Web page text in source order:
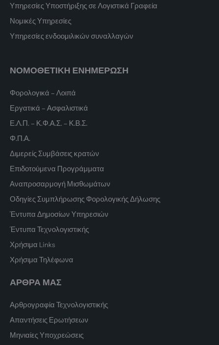
Υπηρεσίες Υποστήριξης σε Λογιστικά Γραφεία
Νομικές Υπηρεσίες
Υπηρεσίες ενδοομιλικών συναλλαγών
ΝΟΜΟΘΕΤΙΚΗ ΕΝΗΜΕΡΩΣΗ
Φορολογικά – Λοιπά
Εργατικά – Ασφαλιστικά
Ε.Λ.Π. – Κ.Φ.Α.Σ. – Κ.Β.Σ.
Φ.Π.Α.
Διμερείς Συμβάσεις κρατών
Επιδοτούμενα Προγράμματα
Αναπροσαρμογή Μισθωμάτων
Οδηγίες Συμπλήρωσης Φορολογικής Δήλωσης
Έντυπα Δημοσίων Υπηρεσιών
Έντυπα Τεχνολογιστικής
Χρήσιμα Links
Χρήσιμα Τηλέφωνα
ΑΡΘΡΑ ΜΑΣ
Αρθρογραφία Τεχνολογιστικής
Απαντήσεις Ερωτήσεων
Μηνιαίες Υποχρεώσεις